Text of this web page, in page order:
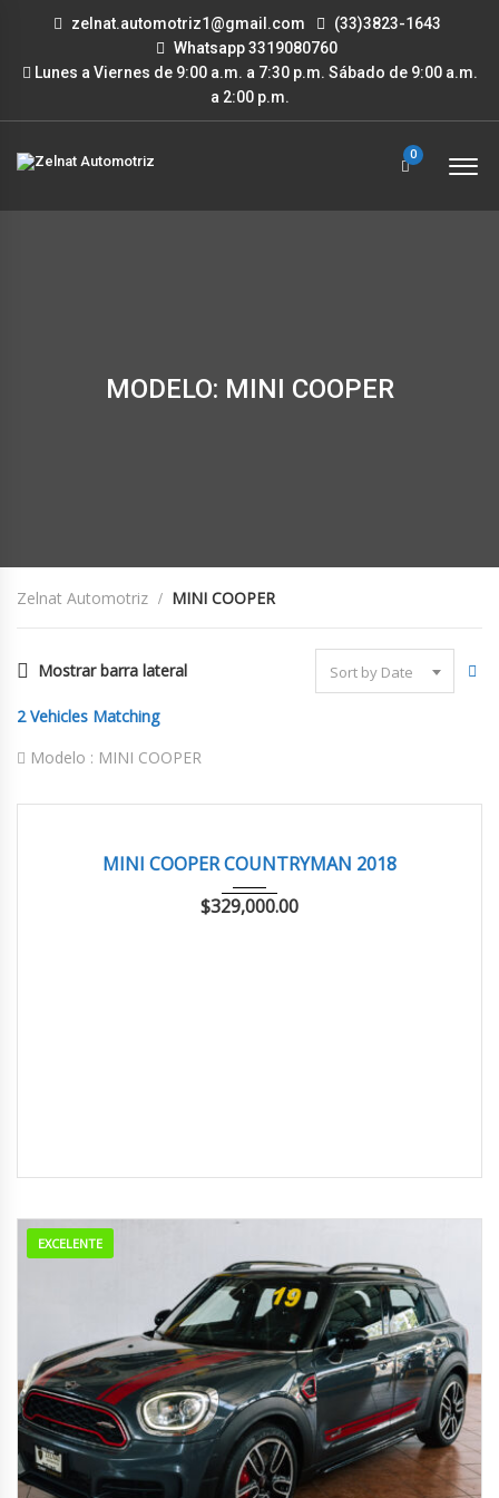
zelnat.automotriz1@gmail.com
(33)3823-1643
Whatsapp 3319080760
Lunes a Viernes de 9:00 a.m. a 7:30 p.m. Sábado de 9:00 a.m.
a 2:00 p.m.
0
MODELO: MINI COOPER
Zelnat Automotriz MINI COOPER
Mostrar barra lateral Sort by Date
2 Vehicles Matching
Modelo : MINI COOPER
MINI COOPER COUNTRYMAN 2018
$329,000.00
EXCELENTE